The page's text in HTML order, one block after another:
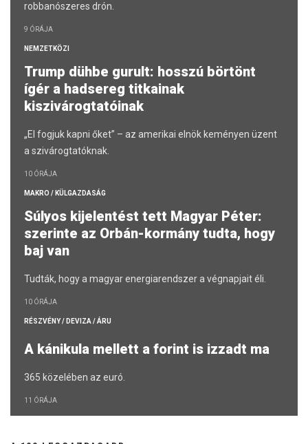
robbanószeres drón.
9 ÓRÁJA
NEMZETKÖZI
Trump dühbe gurult: hosszú börtönt
ígér a hadsereg titkainak
kiszivárogtatóinak
„El fogjuk kapni őket” – az amerikai elnök keményen üzent
a szivárogtatóknak.
10 ÓRÁJA
MAKRO / KÜLGAZDASÁG
Súlyos kijelentést tett Magyar Péter:
szerinte az Orbán-kormány tudta, hogy
baj van
Tudták, hogy a magyar energiarendszer a végnapjait éli.
10 ÓRÁJA
RÉSZVÉNY / DEVIZA / ÁRU
A kánikula mellett a forint is izzadt ma
365 közelében az euró.
11 ÓRÁJA